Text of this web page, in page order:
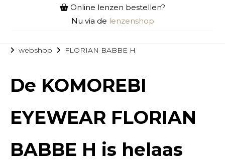
Online lenzen bestellen?
Nu via de lenzenshop
webshop FLORIAN BABBE H
De KOMOREBI
EYEWEAR FLORIAN
BABBE H is helaas